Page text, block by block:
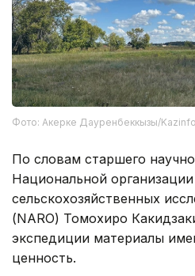
Фото: Акерке Дауренбеккызы/
По словам старшего
Национальной организации
сельскохозяйственных
(NARO) Томохиро
экспедиции материалы
ценность.